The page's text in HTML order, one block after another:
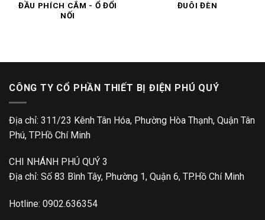
ĐẦU PHÍCH CẮM - Ổ ĐỔI
NỐI
ĐUÔI ĐÈN
CÔNG TY CỔ PHẦN THIẾT BỊ ĐIỆN PHÚ QUÝ
Địa chỉ: 311/23 Kênh Tân Hóa, Phường Hòa Thạnh, Quận Tân
Phú, TP.Hồ Chí Minh
CHI NHÁNH PHÚ QUÝ 3
Địa chỉ: Số 83 Bình Tây, Phường 1, Quận 6, TP.Hồ Chí Minh
Hotline: 0902.636354